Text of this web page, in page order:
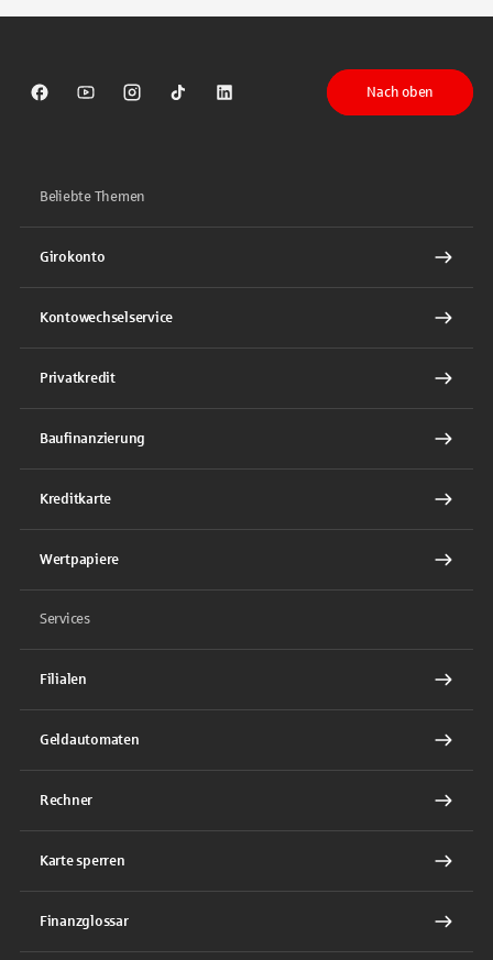
Sparkasse auf Facebook
Sparkasse auf Youtube
Sparkasse auf Instagram
Sparkasse auf TikTok
Sparkasse auf LinkedIn
Nach oben
Beliebte Themen
Girokonto
Kontowechselservice
Privatkredit
Baufinanzierung
Kreditkarte
Wertpapiere
Services
Filialen
Geldautomaten
Rechner
Karte sperren
Finanzglossar